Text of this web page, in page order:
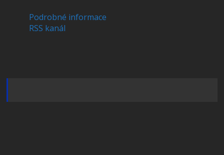
Podrobné informace
RSS kanál